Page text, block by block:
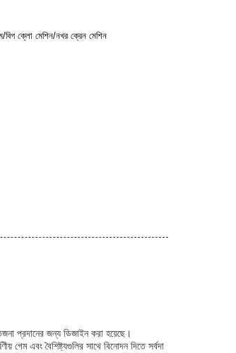
বিগ ক্লো মেশিন/নখর ক্রেন মেশিন
প্রদানের জন্য ডিজাইন করা হয়েছে।
এবং বৈশিষ্ট্যগুলির সাথে বিনোদন দিতে সর্বদা